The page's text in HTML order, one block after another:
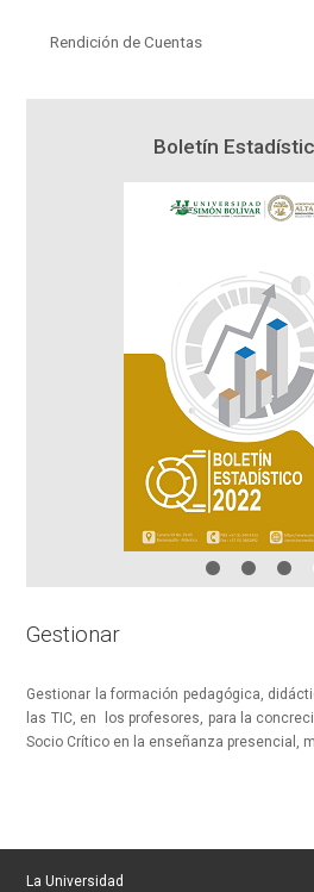
Rendición de Cuentas
Boletín
Gestionar
Gestionar la formación pedagógica,
las TIC, en los profesores, para la
Socio Crítico en la enseñanza presencial,
La Universidad